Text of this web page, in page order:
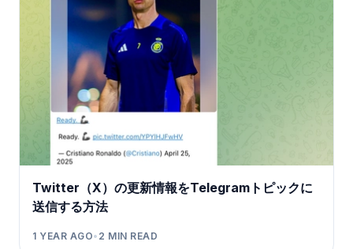
Twitter（X）の更新情報をTelegramトピックに
送信する方法
1 YEAR AGO• 2 MIN READ